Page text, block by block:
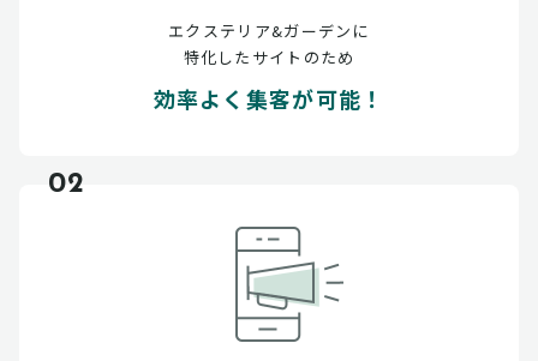
エクステリア&ガーデンに
特化したサイトのため
効率よく集客が可能！
02